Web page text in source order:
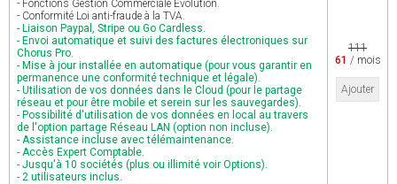
- Fonctions Gestion Commerciale Evolution.
- Conformité Loi anti-fraude à la TVA.
- Liaison Paypal, Stripe ou Go Cardless.
- Envoi automatique et suivi des factures électroniques sur
Chorus Pro.
- Mise à jour installée en automatique (pour vous garantir en
permanence une conformité technique et légale).
- Utilisation de vos données dans le Cloud (pour le partage
réseau et pour être mobile et serein sur les sauvegardes).
- Possibilité d'utilisation de vos données en local au travers
de l'option partage Réseau LAN (option non incluse).
- Assistance incluse avec télémaintenance.
- Accès Expert Comptable.
- Jusqu'à 10 sociétés (plus ou illimité voir Options).
- 2 utilisateurs inclus.
111
61 / mois
Ajouter